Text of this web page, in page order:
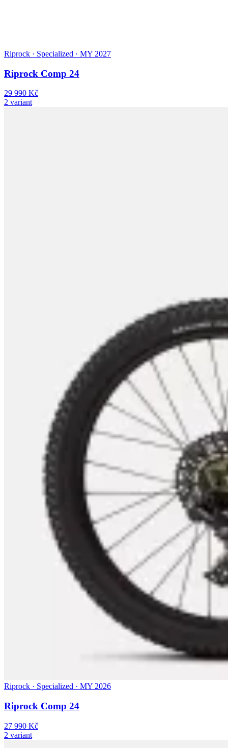
Riprock · Specialized · MY 2027
Riprock Comp 24
29 990 Kč
2 variant
Riprock · Specialized · MY 2026
Riprock Comp 24
27 990 Kč
2 variant